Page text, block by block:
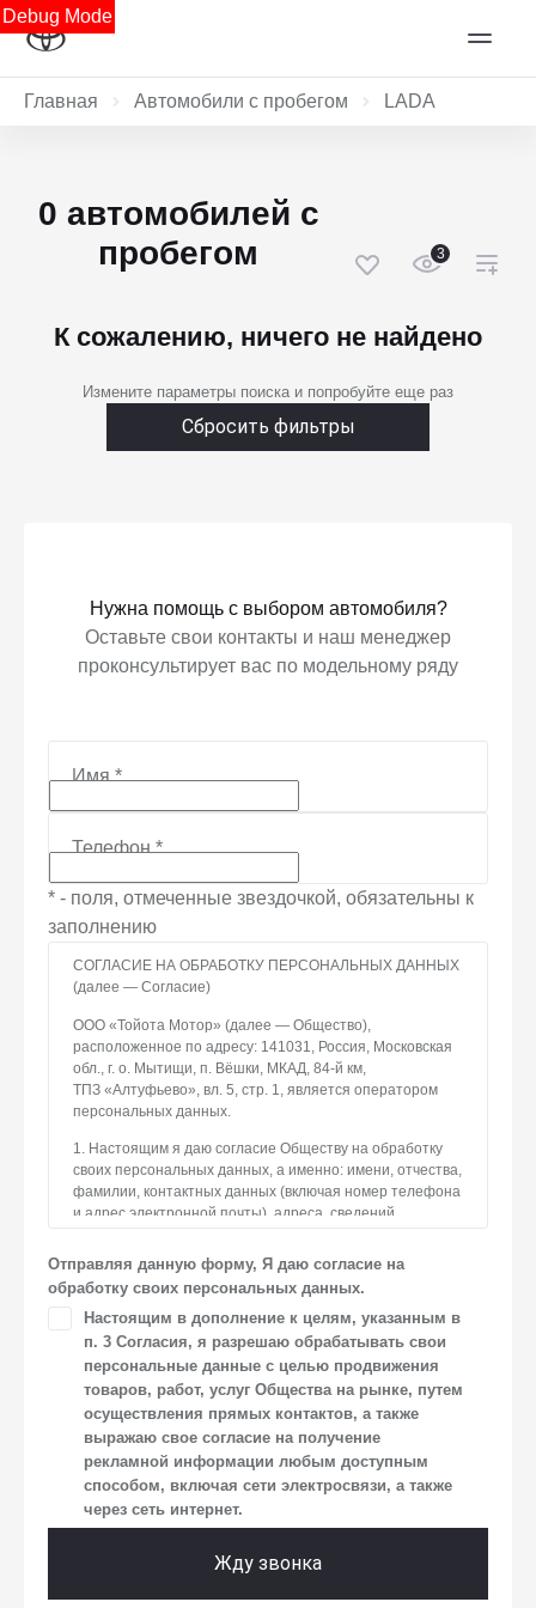
Debug Mode
Главная Автомобили с пробегом LADA
0 автомобилей с
пробегом
3
К сожалению, ничего не найдено
Измените параметры поиска и попробуйте еще раз
Сбросить фильтры
Нужна помощь с выбором автомобиля?
Оставьте свои контакты и наш менеджер
проконсультирует вас по модельному ряду
Имя*
Телефон*
* - поля, отмеченные звездочкой, обязательны к
заполнению
СОГЛАСИЕ НА ОБРАБОТКУ ПЕРСОНАЛЬНЫХ ДАННЫХ
(далее — Согласие)
ООО «Тойота Мотор» (далее — Общество),
расположенное по адресу: 141031, Россия, Московская
обл., г. о. Мытищи, п. Вёшки, МКАД, 84-й км,
ТПЗ «Алтуфьево», вл. 5, стр. 1, является оператором
персональных данных.
1. Настоящим я даю согласие Обществу на обработку
своих персональных данных, а именно: имени, отчества,
фамилии, контактных данных (включая номер телефона
и адрес электронной почты), адреса, сведений
к автомобилю(-ям) и товарам/услугам, IP-адреса, сведений
об устройстве, операционной системы устройства
и модели мобильного телефона посетителя сайта,
уникального идентификатора посетителя сайта,
предпочтительного времени и способа для контакта,
истории контактов.
2. Под обработкой персональных данных понимаются
следующие действия: сбор, запись, систематизация,
накопление, хранение, уточнение (обновление,
изменение), извлечение, использование, передача
(предоставление, доступ), блокирование, удаление,
уничтожение персональных данных. Общество
обрабатывает персональные данные с использованием
средств автоматизации.
Отправляя данную форму, Я даю согласие на
обработку своих персональных данных.
Настоящим в дополнение к целям, указанным в
п. 3 Согласия, я разрешаю обрабатывать свои
персональные данные с целью продвижения
товаров, работ, услуг Общества на рынке, путем
осуществления прямых контактов, а также
выражаю свое согласие на получение
рекламной информации любым доступным
способом, включая сети электросвязи, а также
через сеть интернет.
Жду звонка